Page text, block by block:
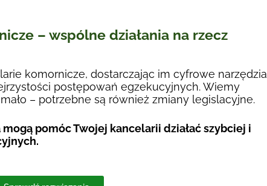
– wspólne działania na rzecz
komornicze, dostarczając im cyfrowe narzędzia
postępowań egzekucyjnych. Wiemy
– potrzebne są również zmiany legislacyjne.
pomóc Twojej kancelarii działać szybciej i